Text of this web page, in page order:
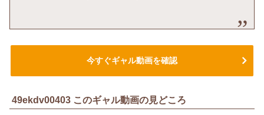
今すぐギャル動画を確認
49ekdv00403 このギャル動画の見どころ